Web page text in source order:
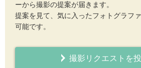
ーから撮影の提案が届きます。
提案を見て、気に入ったフォトグラフ
可能です。
撮影リクエストを